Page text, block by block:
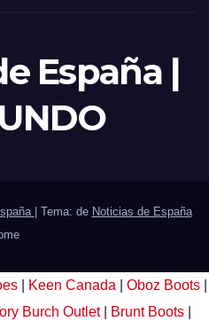
España |
Tema: de Noticias de España
Keen Canada Oboz Boots
Burch Outlet Brunt Boots